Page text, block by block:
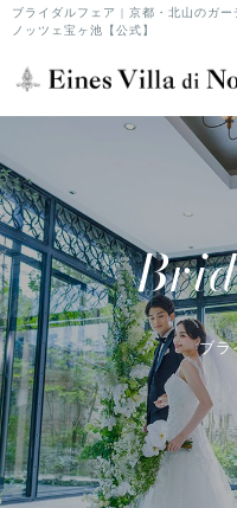
ブライダルフェア | 京都・北山のガ
ノッツェ宝ヶ池【公式】
ブラ